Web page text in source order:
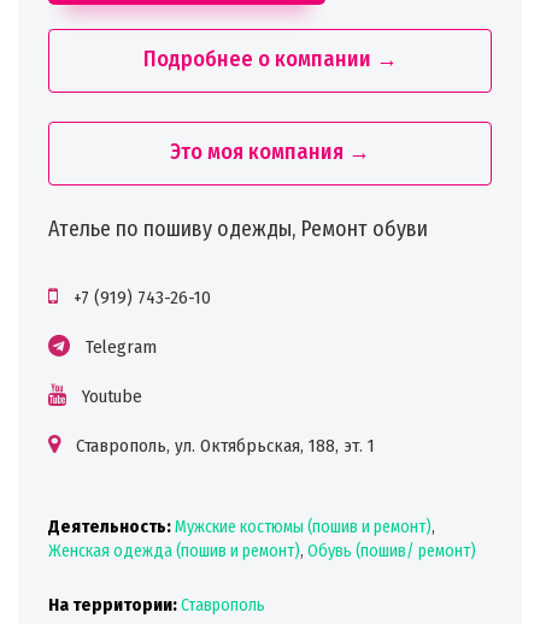
Подробнее о компании →
Это моя компания →
Ателье по пошиву одежды, Ремонт обуви
+7 (919) 743-26-10
Telegram
Youtube
Ставрополь, ул. Октябрьская, 188, эт. 1
Деятельность:Мужские костюмы (пошив и ремонт),
Женская одежда (пошив и ремонт), Обувь (пошив/ ремонт)
На территории:Ставрополь